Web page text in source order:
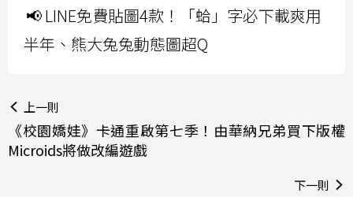
📢 LINE免費貼圖4款！「蛤」字必下載爽用
半年、熊大兔兔動態圖超Q
上一則
《校園嬌娃》卡通重啟第七季！由華納兄弟買下版權
Microids將做改編遊戲
下一則